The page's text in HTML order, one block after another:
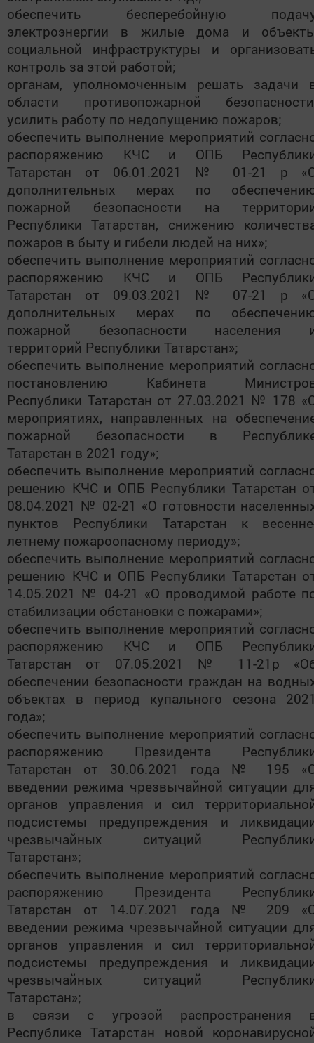
обеспечить бесперебойную
электроэнергии в жилые дома и
социальной инфраструктуры и
контроль за этой работой;
органам, уполномоченным решать задачи
области противопожарной
усилить работу по недопущению пожаров;
обеспечить выполнение мероприятий
распоряжению КЧС и ОПБ
Татарстан от 06.01.2021 № 01-21 р
дополнительных мерах по
пожарной безопасности на
Республики Татарстан, снижению
пожаров в быту и гибели людей на них»;
обеспечить выполнение мероприятий
распоряжению КЧС и ОПБ
Татарстан от 09.03.2021 № 07-21 р
дополнительных мерах по
пожарной безопасности населения
территорий Республики Татарстан»;
обеспечить выполнение мероприятий
постановлению Кабинета
Республики Татарстан от 27.03.2021 № 178
мероприятиях, направленных на
пожарной безопасности в
Татарстан в 2021 году»;
обеспечить выполнение мероприятий
решению КЧС и ОПБ Республики Татарстан
08.04.2021 № 02-21 «О готовности
пунктов Республики Татарстан к
летнему пожароопасному периоду»;
обеспечить выполнение мероприятий
решению КЧС и ОПБ Республики Татарстан
14.05.2021 № 04-21 «О проводимой работе
стабилизации обстановки с пожарами»;
обеспечить выполнение мероприятий
распоряжению КЧС и ОПБ
Татарстан от 07.05.2021 № 11-21р
обеспечении безопасности граждан на
объектах в период купального сезона
года»;
обеспечить выполнение мероприятий
распоряжению Президента
Татарстан от 30.06.2021 года № 195
введении режима чрезвычайной ситуации
органов управления и сил
подсистемы предупреждения и
чрезвычайных ситуаций
Татарстан»;
обеспечить выполнение мероприятий
распоряжению Президента
Татарстан от 14.07.2021 года № 209
введении режима чрезвычайной ситуации
органов управления и сил
подсистемы предупреждения и
чрезвычайных ситуаций
Татарстан»;
в связи с угрозой распространения
Республике Татарстан новой